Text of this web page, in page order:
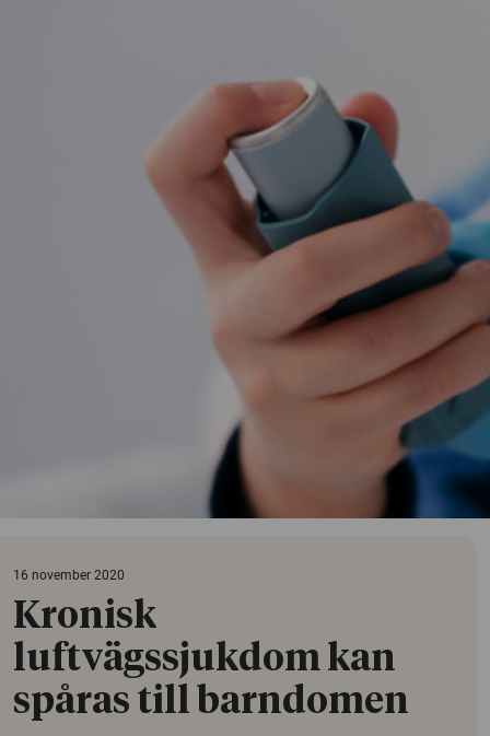
16 november 2020
Kronisk
luftvägssjukdom kan
spåras till barndomen